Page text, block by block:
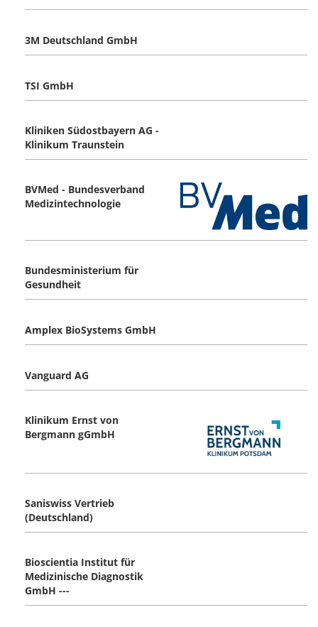
3M Deutschland GmbH
TSI GmbH
Kliniken Südostbayern AG -
Klinikum Traunstein
BVMed - Bundesverband
Medizintechnologie
Bundesministerium für
Gesundheit
Amplex BioSystems GmbH
Vanguard AG
Klinikum Ernst von
Bergmann gGmbH
Saniswiss Vertrieb
(Deutschland)
Bioscientia Institut für
Medizinische Diagnostik
GmbH ---